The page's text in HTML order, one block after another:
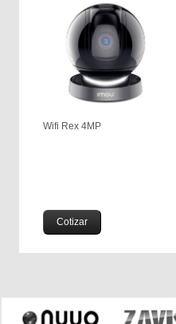
Wifi Rex 4MP
Cotizar